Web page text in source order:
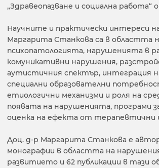
„Здравеопазване и социална работа“
Научните и практически интереси
Маргарита Станкова са в областта
психопатологията, нарушенията в
комуникативни нарушения,
аутистичния спектър, интеграция
специални образователни
етиологични механизми и роля на
появата на нарушенията, програми
оценка на ефекта от терапевтични
Доц. д-р Маргарита Станкова е
монографии в областта на
развитието и 62 публикации в тази